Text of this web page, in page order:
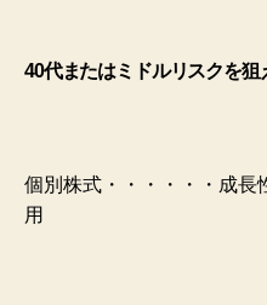
40代またはミドルリスクを狙
個別株式・・・・・・成長
用